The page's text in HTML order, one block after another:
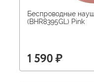
Беспроводные
(BHR8395GL) Pink
1 590 ₽